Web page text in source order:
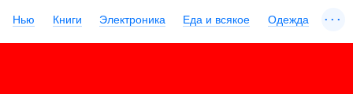
Нью Книги Электроника Еда и всякое Одежда ...